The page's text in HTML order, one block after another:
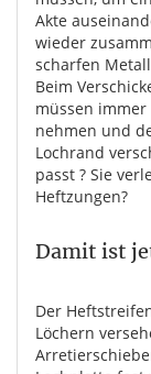
Akte
wieder
scharfen
Beim
müssen
nehmen und
Lochrand
passt ? Sie
Heftzungen?
Damit ist
Der
Löchern